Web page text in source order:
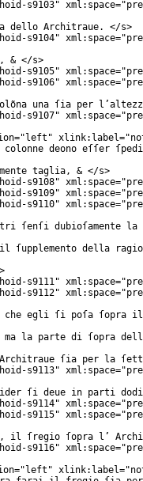
s9103" xml:space="
dello Architraue. </s>
s9104" xml:space="
& </s>
s9105" xml:space="
s9106" xml:space="
una ſia per
s9107" xml:space="
=" left " xlink:label="
deono eſſer
taglia, & </s>
s9108" xml:space="
s9109" xml:space="
s9110" xml:space="
ſenſi dubioſamente la
ſupplemento della
>
s9111" xml:space="
s9112" xml:space="
egli ſi poſa ſopra
la parte di ſopra
Architraue ſia per la
s9113" xml:space="
ſi deue in parti
s9114" xml:space="
s9115" xml:space="
il ſregio ſopra l’
s9116" xml:space="
=" left " xlink:label="